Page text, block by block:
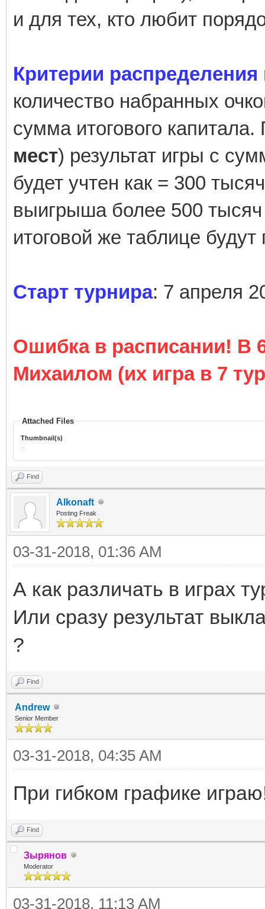
и для тех, кто любит
Критерии распределения
количество набранных
сумма итогового
мест) результат игры с
будет учтен как = 300
выигрыша более 500 тысяч
итоговой же таблице
Старт турнира: 7 апреля
Ошибка в расписании! В
Михаилом (их игра в 7
Attached Files
Thumbnail(s)
Find
Alkonaft
Posting Freak
03-31-2018, 01:36 AM
А как различать в играх
Или сразу результат
?
Find
Andrew
Senior Member
03-31-2018, 04:35 AM
При гибком графике
Find
Зырянов
Moderator
03-31-2018, 11:13 AM